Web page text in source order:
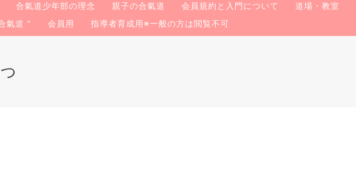
合氣道少年部の理念 親子の合氣道 会員規約と入門について
道場・教室
氣道 " 会員用 指導者育成用※一般の方は閲覧不可